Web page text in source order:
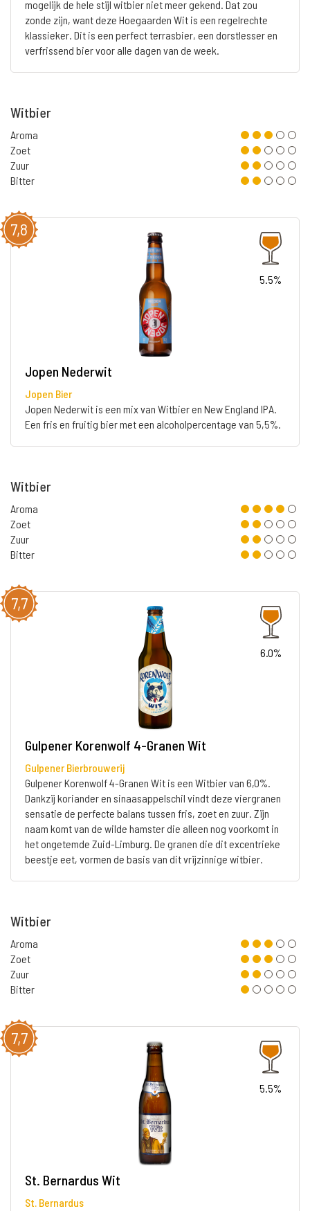
mogelijk de hele stijl witbier niet meer gekend. Dat zou
zonde zijn, want deze Hoegaarden Wit is een regelrechte
klassieker. Dit is een perfect terrasbier, een dorstlesser en
verfrissend bier voor alle dagen van de week.
Witbier
Aroma
Zoet
Zuur
Bitter
7,8
5.5%
Jopen Nederwit
Jopen Bier
Jopen Nederwit is een mix van Witbier en New England IPA.
Een fris en fruitig bier met een alcoholpercentage van 5,5%.
Witbier
Aroma
Zoet
Zuur
Bitter
7,7
6.0%
Gulpener Korenwolf 4-Granen Wit
Gulpener Bierbrouwerij
Gulpener Korenwolf 4-Granen Wit is een Witbier van 6,0%.
Dankzij koriander en sinaasappelschil vindt deze viergranen
sensatie de perfecte balans tussen fris, zoet en zuur. Zijn
naam komt van de wilde hamster die alleen nog voorkomt in
het ongetemde Zuid-Limburg. De granen die dit excentrieke
beestje eet, vormen de basis van dit vrijzinnige witbier.
Witbier
Aroma
Zoet
Zuur
Bitter
7,7
5.5%
St. Bernardus Wit
St. Bernardus